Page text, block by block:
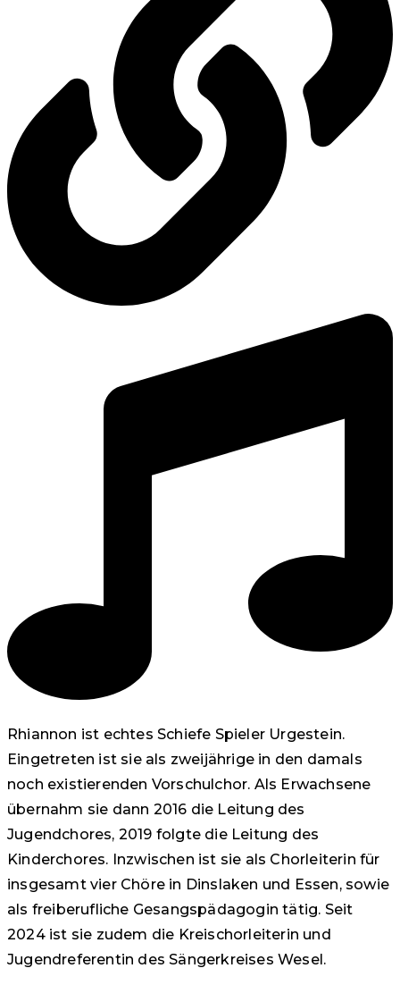
Rhiannon ist echtes Schiefe Spieler Urgestein.
Eingetreten ist sie als zweijährige in den damals
noch existierenden Vorschulchor. Als Erwachsene
übernahm sie dann 2016 die Leitung des
Jugendchores, 2019 folgte die Leitung des
Kinderchores. Inzwischen ist sie als Chorleiterin für
insgesamt vier Chöre in Dinslaken und Essen, sowie
als freiberufliche Gesangspädagogin tätig. Seit
2024 ist sie zudem die Kreischorleiterin und
Jugendreferentin des Sängerkreises Wesel.